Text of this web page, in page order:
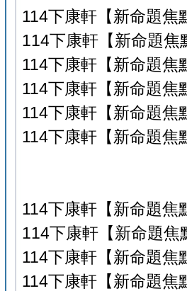
114下康軒【新命題焦
114下康軒【新命題焦
114下康軒【新命題焦
114下康軒【新命題焦
114下康軒【新命題焦
114下康軒【新命題焦
114下康軒【新命題焦
114下康軒【新命題焦
114下康軒【新命題焦
114下康軒【新命題焦